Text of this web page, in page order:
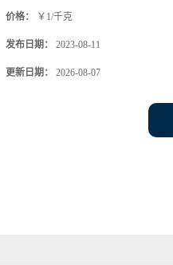
价格： ￥1/千克
发布日期： 2023-08-11
更新日期： 2026-08-07